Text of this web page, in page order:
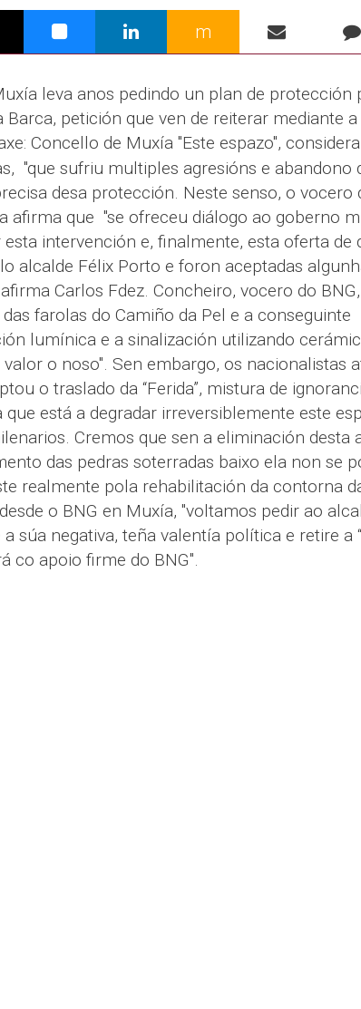
m
leva anos pedindo un plan de protección
Barca, petición que ven de reiterar mediante
Concello de Muxía "Este espazo",
"que sufriu multiples agresións e abandono
desa protección. Neste senso, o vocero
afirma que "se ofreceu diálogo ao goberno
intervención e, finalmente, esta oferta de
alcalde Félix Porto e foron aceptadas
Carlos Fdez. Concheiro, vocero do
farolas do Camiño da Pel e a conseguinte
lumínica e a sinalización utilizando
o noso". Sen embargo, os nacionalistas
o traslado da “Ferida”, mistura de
que está a degradar irreversiblemente este
Cremos que sen a eliminación desta
das pedras soterradas baixo ela non se
realmente pola rehabilitación da contorna
o BNG en Muxía, "voltamos pedir ao
súa negativa, teña valentía política e retire a
co apoio firme do BNG".